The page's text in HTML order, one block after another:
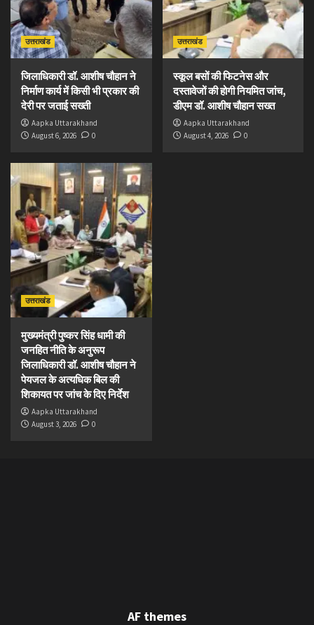
उत्तराखंड
जिलाधिकारी डॉ. आशीष चौहान ने
निर्माण कार्य में किसी भी प्रकार की
देरी पर जताई सख्ती
Aapka Uttarakhand
August 6, 2026
0
उत्तराखंड
स्कूल बसों की फिटनेस और
दस्तावेजों की होगी नियमित जांच,
डीएम डॉ. आशीष चौहान सख्त
Aapka Uttarakhand
August 4, 2026
0
उत्तराखंड
मुख्यमंत्री पुष्कर सिंह धामी की
जनहित नीति के अनुरूप
जिलाधिकारी डॉ. आशीष चौहान ने
पेयजल के अत्यधिक बिल की
शिकायत पर जांच के दिए निर्देश
Aapka Uttarakhand
August 3, 2026
0
AF themes